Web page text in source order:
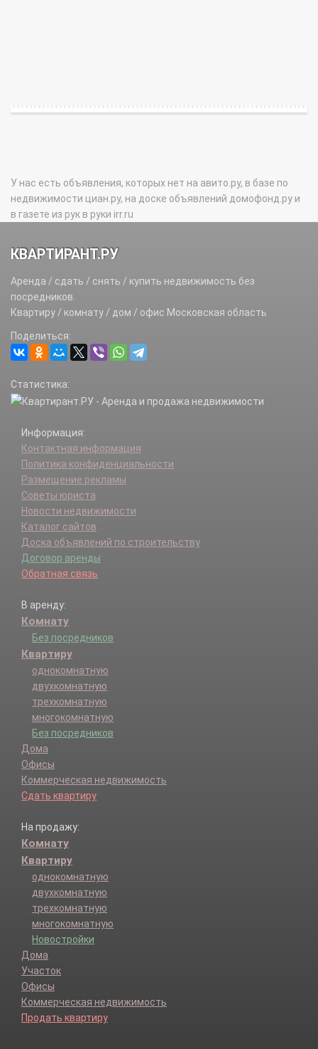
У нас есть объявления, которых нет на авито.ру, в базе по
недвижимости циан.ру, на доске объявлений домофонд.ру и
в газете из рук в руки irr.ru
КВАРТИРАНТ.РУ
Аренда / сдать / снять / купить недвижимость без
посредников.
Квартиру / комнату / дом / офис Московская область
Поделиться:
Статистика:
Информация:
Контактная информация
Политика конфиденциальности
Размещение рекламы
Советы юриста
Новости недвижимости
Каталог сайтов
Доска объявлений по строительству
Договор аренды
Обратная связь
В аренду:
Комнату
Без посредников
Квартиру
однокомнатную
двухкомнатную
трехкомнатную
многокомнатную
Без посредников
Дома
Офисы
Коммерческая недвижимость
Сдать квартиру
На продажу:
Комнату
Квартиру
однокомнатную
двухкомнатную
трехкомнатную
многокомнатную
Новостройки
Дома
Участок
Офисы
Коммерческая недвижимость
Продать квартиру